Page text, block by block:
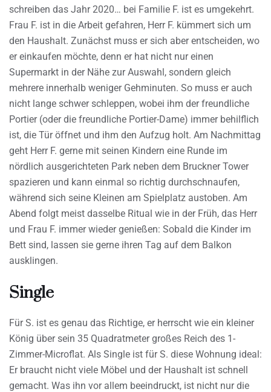
schreiben das Jahr 2020… bei Familie F. ist es umgekehrt.
Frau F. ist in die Arbeit gefahren, Herr F. kümmert sich um
den Haushalt. Zunächst muss er sich aber entscheiden, wo
er einkaufen möchte, denn er hat nicht nur einen
Supermarkt in der Nähe zur Auswahl, sondern gleich
mehrere innerhalb weniger Gehminuten. So muss er auch
nicht lange schwer schleppen, wobei ihm der freundliche
Portier (oder die freundliche Portier-Dame) immer behilflich
ist, die Tür öffnet und ihm den Aufzug holt. Am Nachmittag
geht Herr F. gerne mit seinen Kindern eine Runde im
nördlich ausgerichteten Park neben dem Bruckner Tower
spazieren und kann einmal so richtig durchschnaufen,
während sich seine Kleinen am Spielplatz austoben. Am
Abend folgt meist dasselbe Ritual wie in der Früh, das Herr
und Frau F. immer wieder genießen: Sobald die Kinder im
Bett sind, lassen sie gerne ihren Tag auf dem Balkon
ausklingen.
Single
Für S. ist es genau das Richtige, er herrscht wie ein kleiner
König über sein 35 Quadratmeter großes Reich des 1-
Zimmer-Microflat. Als Single ist für S. diese Wohnung ideal:
Er braucht nicht viele Möbel und der Haushalt ist schnell
gemacht. Was ihn vor allem beeindruckt, ist nicht nur die